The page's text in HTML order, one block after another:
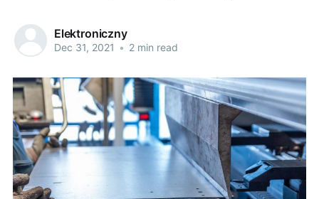
Elektroniczny
Dec 31, 2021 • 2 min read